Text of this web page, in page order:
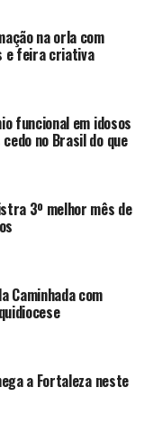
na orla com
e feira criativa
funcional em idosos
no Brasil do que
3º melhor mês de
Caminhada com
a Fortaleza neste